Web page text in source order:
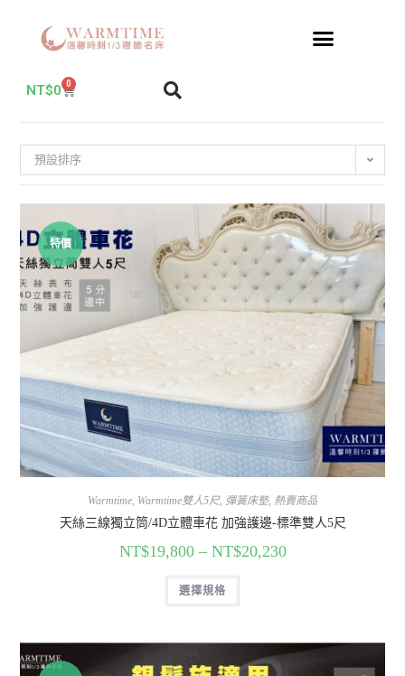
NT$0 0
預設排序
特價
Warmtime, Warmtime雙人5尺, 彈簧床墊, 熱賣商品
天絲三線獨立筒/4D立體車花 加強護邊-標準雙人5尺
NT$19,800– NT$20,230
選擇規格